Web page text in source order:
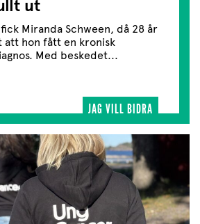
ut
Miranda Schween, då 28 år
att hon fått en kronisk
Med beskedet...
JAG VILL BIDRA